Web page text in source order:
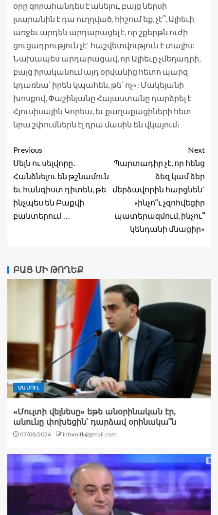
օրը զորահանդես է անելու, բայց ներսի
լսարանին է դա ուղղված, հիշում եք, չէ՞, Ալիեւի
առջեւ արդեն արդարացել է, որ շքերթն ուժի
ցուցադրություն չէ` հաշվետվություն է տալիս:
Նախապես արդարացավ, որ Ալիեւը չմեղադրի,
բայց իրականում այդ օրվանից հետո պարզ
կդառնա՝ իրեն կպահեն, թե՝ ոչ»։ Մակեյանի
խոսքով, Փաշինյանը Հայաստանը դարձրել է
Հյուսիսային Կորեա, եւ քաղաքացիների հետ
նրա շփումներն էլ դրա մասին են վկայում։
Previous
Սելն ու սելվորը․
Հանձնելու են թշնամուն
եւ հանգիստ դիտեն, թե
ինչպես են Բաքվի
բանտերում ․․․
Next
Պարտադիր չէ, որ հենց
ձեզ կամ ձեր
մերձավորին հարցնեն`
«ինչո՞ւ չզոհվեցիր
պատերազմում, ինչու՞
կենդանի մնացիր»
ԲԱՑ ՄԻ ԹՈՂԵՔ
ՄԱՄՈՒԼ
«Մուլտի վելնեսը» եթե անօրինական էր,
անունը փոխեցին՝ դարձավ օրինակա՞ն
07/08/2026 infomitk@gmail.com